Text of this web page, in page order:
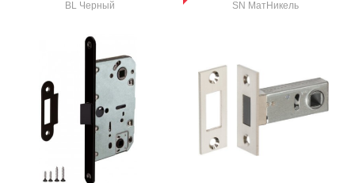
BL Черный SN МатНикель